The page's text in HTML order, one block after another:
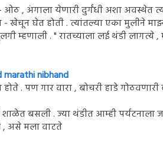
अंगाला येणारी दुर्गंधी अशा अवस्थेत
घेत होती . त्यांतल्या एका मुलीने
म्हणाली . " रातच्याला लई थंडी लागत्ये ,
nibhand
. पण गार वारा , बोचरी हाडे
बसली . ज्या थंडीत आम्ही पर्यटनाला
, असे मला वाटते